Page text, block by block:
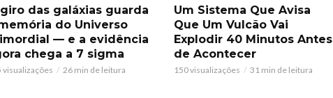
das galáxias guarda
do Universo
— e a evidência
chega a 7 sigma
visualizações 26 min de leitura
Um Sistema Que Avisa
Que Um Vulcão Vai
Explodir 40 Minutos Antes
de Acontecer
150 visualizações 31 min de leitura